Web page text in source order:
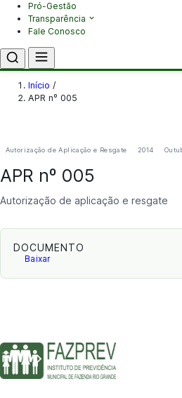
Pró-Gestão
Transparência
Fale Conosco
Início /
APR nº 005
Autorização de Aplicação e Resgate 2014
APR nº 005
Autorização de aplicação e resgate
DOCUMENTO
Baixar